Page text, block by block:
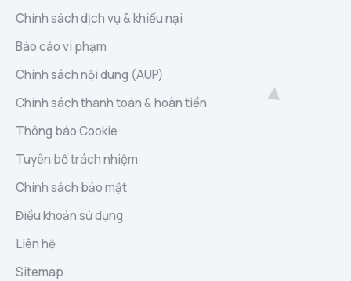
Chính sách dịch vụ & khiếu nại
Báo cáo vi phạm
Chính sách nội dung (AUP)
Chính sách thanh toán & hoàn tiền
Thông báo Cookie
Tuyên bố trách nhiệm
Chính sách bảo mật
Điều khoản sử dụng
Liên hệ
Sitemap